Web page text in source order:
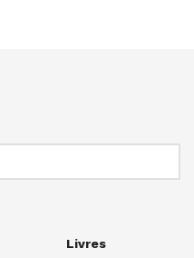
Livres